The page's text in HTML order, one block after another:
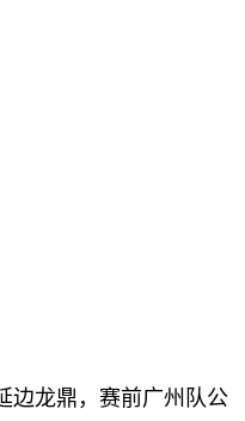
边龙鼎，赛前广州队公